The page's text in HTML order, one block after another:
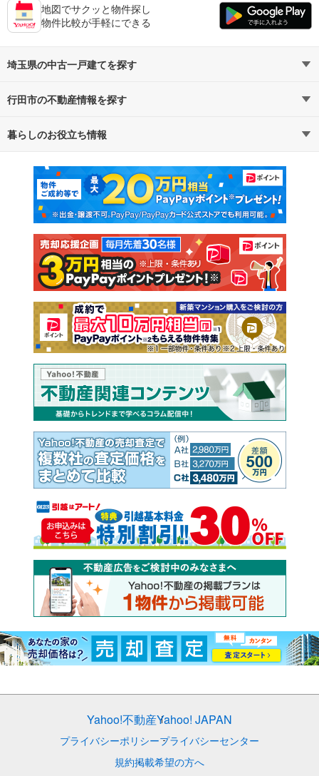
地図でサクッと物件探し
物件比較が手軽にできる
埼玉県の中古一戸建てを探す
路線・駅から探す
通勤・通学時間から探す
行田市の不動産情報を探す
不動産・住宅
新築マンション 中古マンション
新築一戸建て 中古一戸建て
注文住宅 土地
売却査定
暮らしのお役立ち情報
マンションカタログ 教えて！住まいの先生
Yahoo!不動産Yahoo! JAPAN
プライバシーポリシープライバシーセンター
規約掲載希望の方へ